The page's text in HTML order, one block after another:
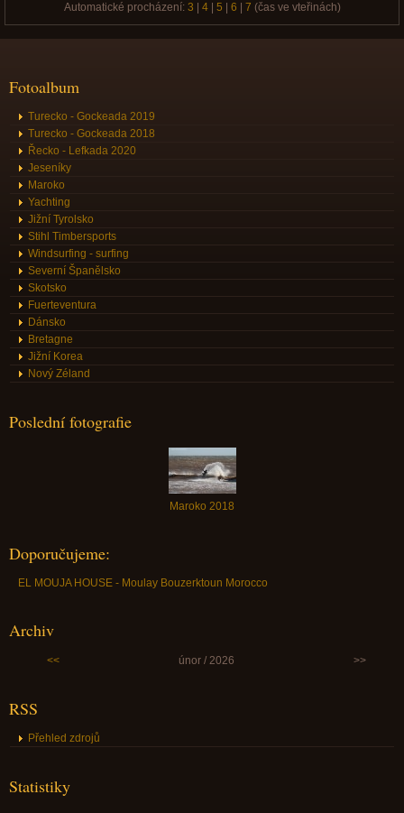
Automatické procházení: 3 4| 5 6 7 (čas ve vteřinách)
Fotoalbum
Turecko - Gockeada 2019
Turecko - Gockeada 2018
Řecko - Lefkada 2020
Jeseníky
Maroko
Yachting
Jižní Tyrolsko
Stihl Timbersports
Windsurfing - surfing
Severní Španělsko
Skotsko
Fuerteventura
Dánsko
Bretagne
Jižní Korea
Nový Zéland
Poslední fotografie
Maroko 2018
Doporučujeme:
EL MOUJA HOUSE - Moulay Bouzerktoun Morocco
Archiv
<< únor / 2026 >>
RSS
Přehled zdrojů
Statistiky